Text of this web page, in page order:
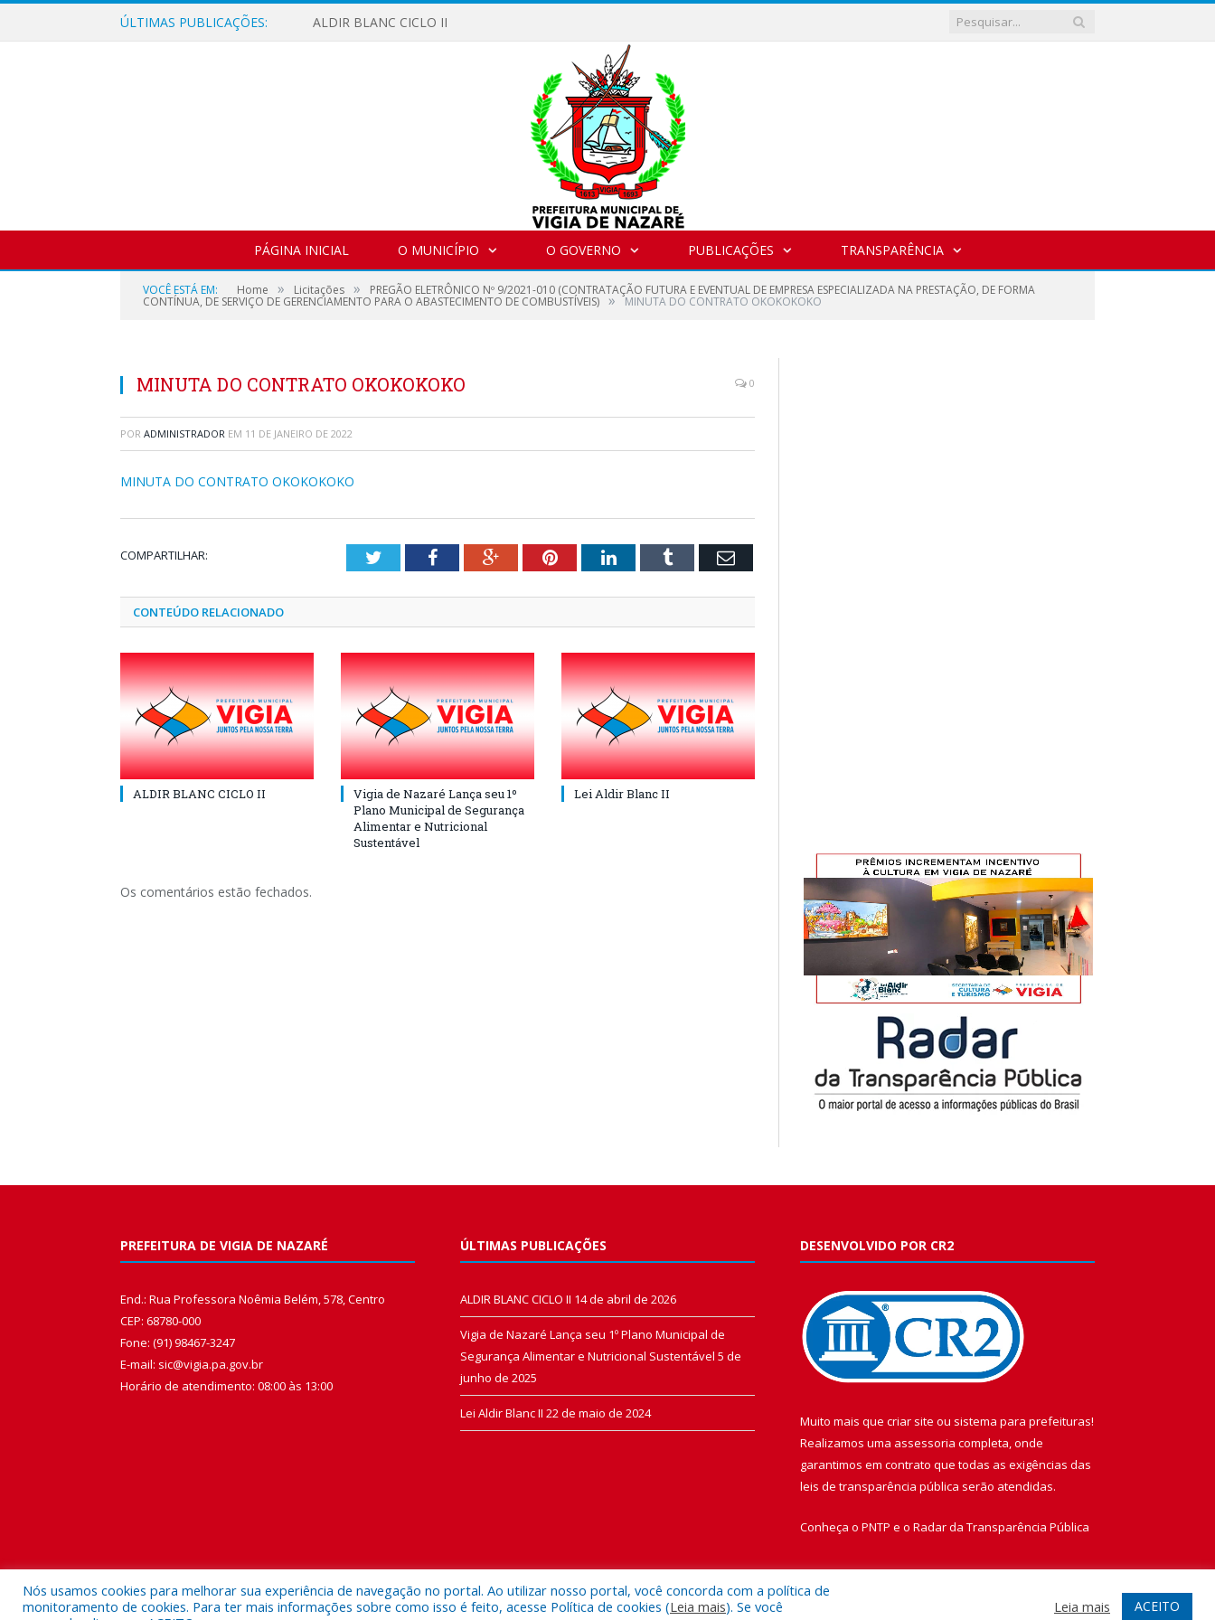
ÚLTIMAS PUBLICAÇÕES: ALDIR BLANC CICLO II
PÁGINA INICIAL O MUNICÍPIO O GOVERNO PUBLICAÇÕES TRANSPARÊNCIA
VOCÊ ESTÁ EM: Home » Licitações » PREGÃO ELETRÔNICO Nº 9/2021-010 (CONTRATAÇÃO FUTURA E EVENTUAL DE EMPRESA ESPECIALIZADA NA PRESTAÇÃO, DE FORMA
CONTÍNUA, DE SERVIÇO DE GERENCIAMENTO PARA O ABASTECIMENTO DE COMBUSTÍVEIS) » MINUTA DO CONTRATO OKOKOKOKO
MINUTA DO CONTRATO OKOKOKOKO 0
POR ADMINISTRADOR EM 11 DE JANEIRO DE 2022
MINUTA DO CONTRATO OKOKOKOKO
COMPARTILHAR: TwitterFacebookGoogle+PinterestLinkedInTumblr Email
CONTEÚDO RELACIONADO
ALDIR BLANC CICLO II
Vigia de Nazaré Lança seu 1º
Plano Municipal de Segurança
Alimentar e Nutricional
Sustentável
Lei Aldir Blanc II
Os comentários estão fechados.
PREFEITURA DE VIGIA DE NAZARÉ
End.: Rua Professora Noêmia Belém, 578, Centro
CEP: 68780-000
Fone: (91) 98467-3247
E-mail: sic@vigia.pa.gov.br
Horário de atendimento: 08:00 às 13:00
ÚLTIMAS PUBLICAÇÕES
ALDIR BLANC CICLO II 14 de abril de 2026
Vigia de Nazaré Lança seu 1º Plano Municipal de
Segurança Alimentar e Nutricional Sustentável 5 de
junho de 2025
Lei Aldir Blanc II 22 de maio de 2024
DESENVOLVIDO POR CR2
Muito mais que criar site ou sistema para prefeituras!
Realizamos uma assessoria completa, onde
garantimos em contrato que todas as exigências das
leis de transparência pública serão atendidas.
Conheça o PNTP e o Radar da Transparência Pública
Nós usamos cookies para melhorar sua experiência de navegação no portal. Ao utilizar nosso portal, você concorda com a política de
monitoramento de cookies. Para ter mais informações sobre como isso é feito, acesse Política de cookies (Leia mais). Se você
Leia mais ACEITO